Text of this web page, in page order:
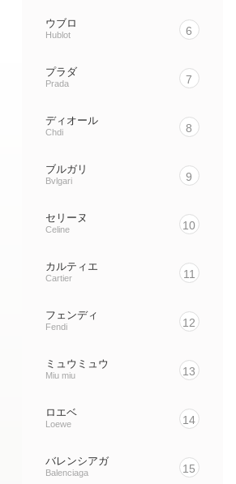
ウブロ
Hublot 6
プラダ
Prada 7
ディオール
Chdi 8
ブルガリ
Bvlgari 9
セリーヌ
Celine 10
カルティエ
Cartier 11
フェンディ
Fendi 12
ミュウミュウ
Miu miu 13
ロエベ
Loewe 14
バレンシアガ
Balenciaga 15